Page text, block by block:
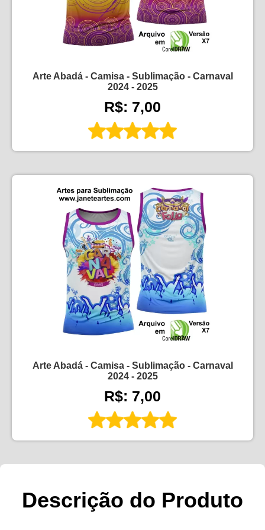
Arte Abadá - Camisa - Sublimação - Carnaval
2024 - 2025
R$: 7,00
Arte Abadá - Camisa - Sublimação - Carnaval
2024 - 2025
R$: 7,00
Descrição do Produto